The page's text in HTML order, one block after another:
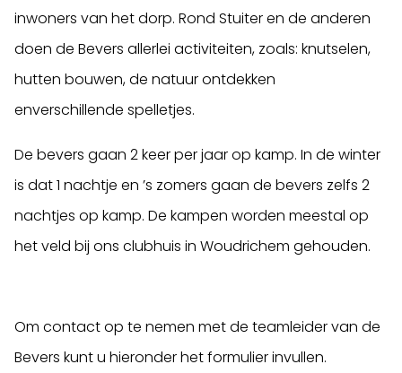
inwoners van het dorp. Rond Stuiter en de anderen
doen de Bevers allerlei activiteiten, zoals: knutselen,
hutten bouwen, de natuur ontdekken
enverschillende spelletjes.
De bevers gaan 2 keer per jaar op kamp. In de winter
is dat 1 nachtje en ’s zomers gaan de bevers zelfs 2
nachtjes op kamp. De kampen worden meestal op
het veld bij ons clubhuis in Woudrichem gehouden.
Om contact op te nemen met de teamleider van de
Bevers kunt u hieronder het formulier invullen.